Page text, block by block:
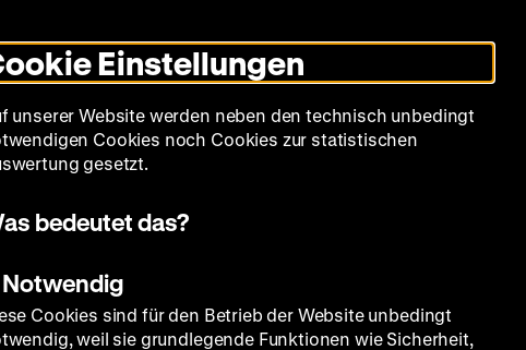
Modus
umschalten
Sprache
Spielplan Filmreihen Über uns
Einstellungen
unserer Website werden neben den technisch unbedingt
Cookies noch Cookies zur statistischen
gesetzt.
bedeutet das?
Notwendig
Cookies sind für den Betrieb der Website unbedingt
weil sie grundlegende Funktionen wie Sicherheit,